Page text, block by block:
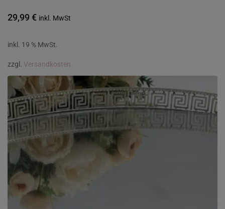
29,99 € inkl. MwSt
inkl. 19 % MwSt.
zzgl. Versandkosten